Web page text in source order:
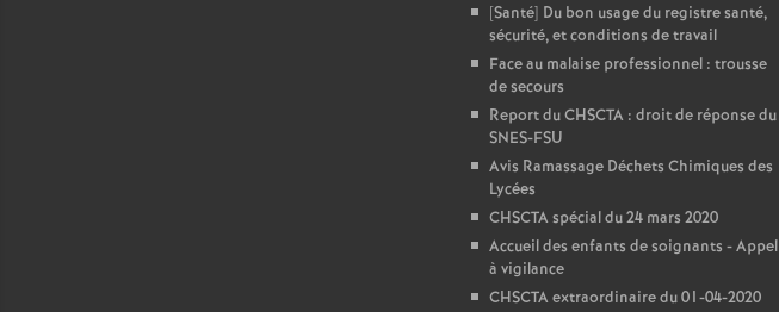
c
o
n
d
[Santé] Du bon usage du registre santé,
sécurité, et conditions de travail
Face au malaise professionnel : trousse
de secours
Report du CHSCTA : droit de réponse du
SNES-FSU
Avis Ramassage Déchets Chimiques des
Lycées
CHSCTA spécial du 24 mars 2020
Accueil des enfants de soignants - Appel
à vigilance
CHSCTA extraordinaire du 01-04-2020